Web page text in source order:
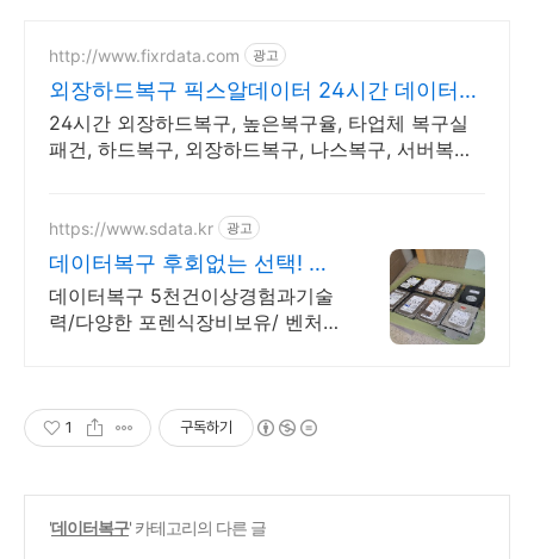
http://www.fixrdata.com 광고
외장하드복구 픽스알데이터 24시간 데이터복
구전문업체
24시간 외장하드복구, 높은복구율, 타업체 복구실
패건, 하드복구, 외장하드복구, 나스복구, 서버복구,
https://www.sdata.kr 광고
데이터복구 후회없는 선택! 데
이터복구전문장비,기술력보유
데이터복구 5천건이상경험과기술
력/다양한 포렌식장비보유/ 벤처인
유!1 구독하기
'데이터복구' 카테고리의 다른 글